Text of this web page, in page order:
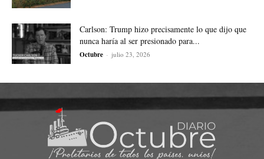
Carlson: Trump hizo precisamente lo que dijo que
nunca haría al ser presionado para...
Octubre - julio 23, 2026